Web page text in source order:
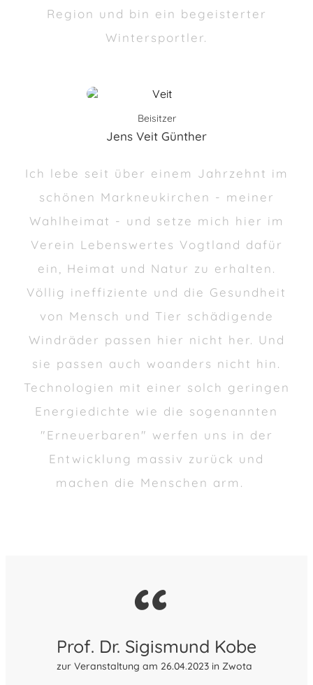
Region und bin ein begeisterter
Wintersportler.
Beisitzer
Jens Veit Günther
Ich lebe seit über einem Jahrzehnt im
schönen Markneukirchen - meiner
Wahlheimat - und setze mich hier im
Verein Lebenswertes Vogtland dafür
ein, Heimat und Natur zu erhalten.
Völlig ineffiziente und die Gesundheit
von Mensch und Tier schädigende
Windräder passen hier nicht her. Und
sie passen auch woanders nicht hin.
Technologien mit einer solch geringen
Energiedichte wie die sogenannten
"Erneuerbaren" werfen uns in der
Entwicklung massiv zurück und
machen die Menschen arm.
“
Prof. Dr. Sigismund Kobe
zur Veranstaltung am 26.04.2023 in Zwota